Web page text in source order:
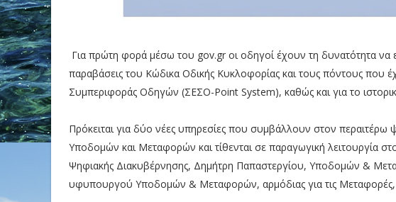
Για πρώτη φορά μέσω του gov.gr οι οδηγοί έχουν τη δυνατότητα να
παραβάσεις του Κώδικα Οδικής Κυκλοφορίας και τους πόντους που
Συμπεριφοράς Οδηγών (ΣΕΣΟ-Point System), καθώς και για το
Πρόκειται για δύο νέες υπηρεσίες που συμβάλλουν στον
Υποδομών και Μεταφορών και τίθενται σε παραγωγική λειτουργία
Ψηφιακής Διακυβέρνησης, Δημήτρη Παπαστεργίου, Υποδομών &
υφυπουργού Υποδομών & Μεταφορών, αρμόδιας για τις Μεταφορές,